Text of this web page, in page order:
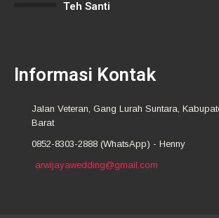
Teh Santi
Informasi Kontak
Jalan Veteran, Gang Lurah Suntara,
Barat
0852-8303-2888 (WhatsApp) - Henny
arwijayawedding@gmail.com